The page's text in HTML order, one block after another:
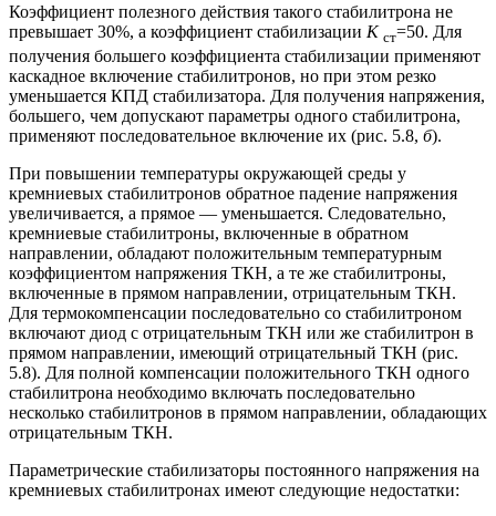
Коэффициент полезного действия такого стабилитрона не
превышает 30%, а коэффициент стабилизации К ст=50. Для
получения большего коэффициента стабилизации применяют
каскадное включение стабилитронов, но при этом резко
уменьшается КПД стабилизатора. Для получения напряжения,
большего, чем допускают параметры одного стабилитрона,
применяют последовательное включение их (рис. 5.8, б).
При повышении температуры окружающей среды у
кремниевых стабилитронов обратное падение напряжения
увеличивается, а прямое — уменьшается. Следовательно,
кремниевые стабилитроны, включенные в обратном
направлении, обладают положительным температурным
коэффициентом напряжения ТКН, а те же стабилитроны,
включенные в прямом направлении, отрицательным ТКН.
Для термокомпенсации последовательно со стабилитроном
включают диод с отрицательным ТКН или же стабилитрон в
прямом направлении, имеющий отрицательный ТКН (рис.
5.8). Для полной компенсации положительного ТКН одного
стабилитрона необходимо включать последовательно
несколько стабилитронов в прямом направлении, обладающих
отрицательным ТКН.
Параметрические стабилизаторы постоянного напряжения на
кремниевых стабилитронах имеют следующие недостатки: